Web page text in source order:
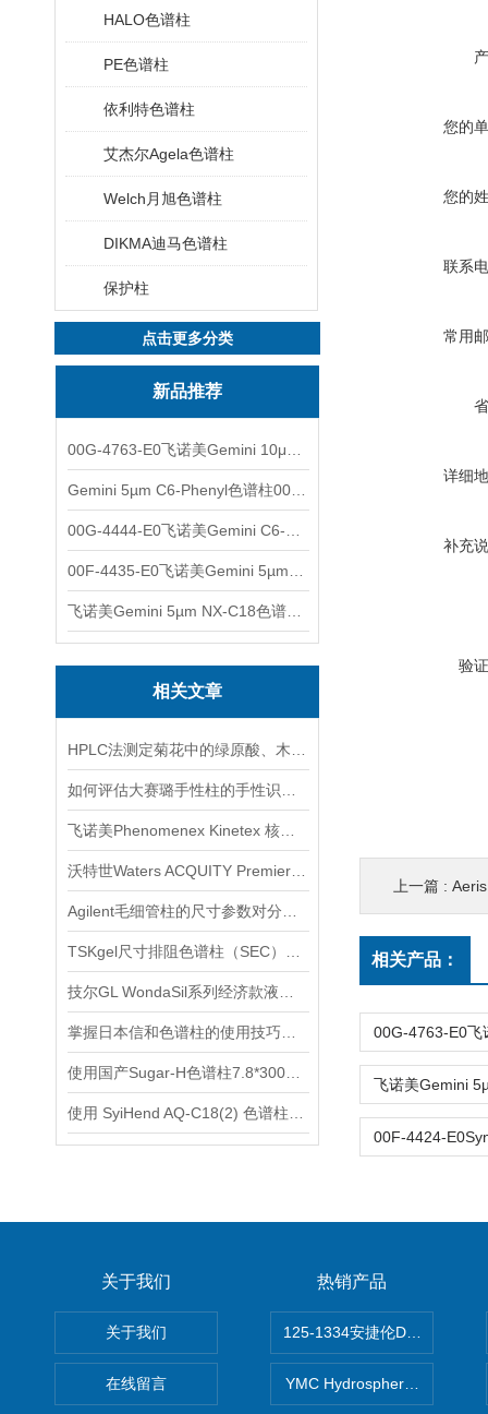
HALO色谱柱
PE色谱柱
依利特色谱柱
艾杰尔Agela色谱柱
Welch月旭色谱柱
DIKMA迪马色谱柱
保护柱
点击更多分类
新品推荐
相关文章
您的
您的
联系
常用
详细
补充
验
上一篇 : Aeris
相关产品：
关于我们
关于我们
在线留言
热销产品
125-1334安捷伦DB-624色谱
YMC Hydrosphere C18亲水